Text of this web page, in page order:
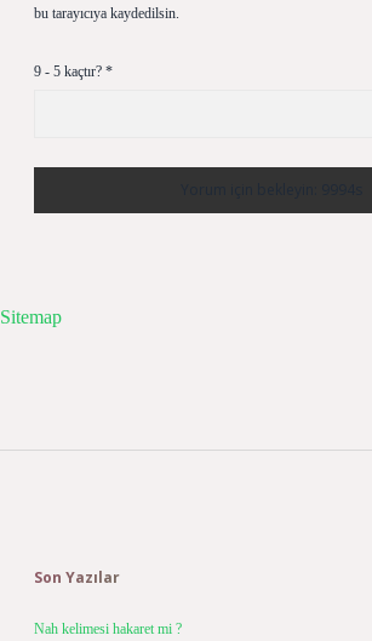
bu tarayıcıya kaydedilsin.
9 - 5 kaçtır? *
Sitemap
Son Yazılar
Nah kelimesi hakaret mi ?